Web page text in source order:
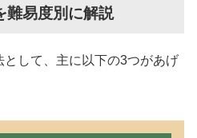
難易度別に解説
して、主に以下の3つがあげ